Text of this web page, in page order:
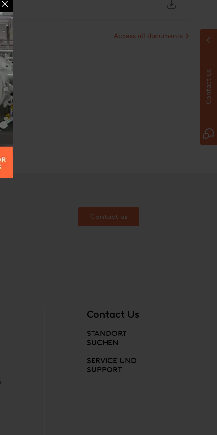
kPa (3 psig) bei den Standardmodellen.
kann leicht an jedem bestehenden
werden. Alle notwendigen Komponenten sind in
und vorverkabelt. Die Installation ist so einfach, dass
ist. Ihr eigenes Wartungsteam kann sich darum
endothermische Abbrennen
Access all documents
Contact us
Contact Us
STANDORT
SUCHEN
SERVICE UND
SUPPORT
Contact us